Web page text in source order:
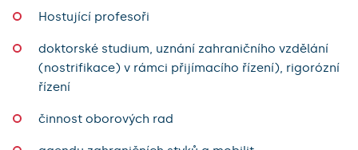
Hostující profesoři
doktorské studium, uznání zahraničního vzdělání
(nostrifikace) v rámci přijímacího řízení), rigorózní
řízení
činnost oborových rad